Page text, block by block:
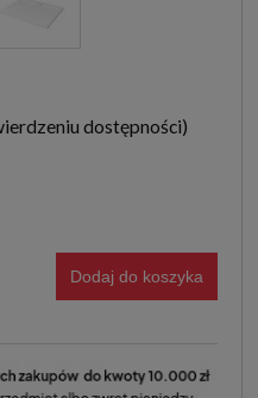
Dodaj do koszyka